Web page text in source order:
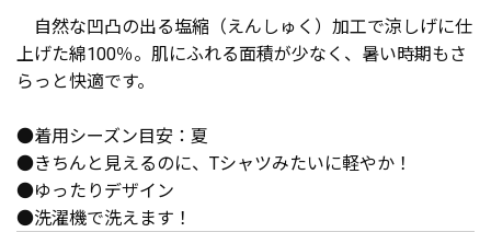
自然な凹凸の出る塩縮（えんしゅく）加工で涼しげに仕
上げた綿100％。肌にふれる面積が少なく、暑い時期もさ
らっと快適です。
●着用シーズン目安：夏
●きちんと見えるのに、Tシャツみたいに軽やか！
●ゆったりデザイン
●洗濯機で洗えます！